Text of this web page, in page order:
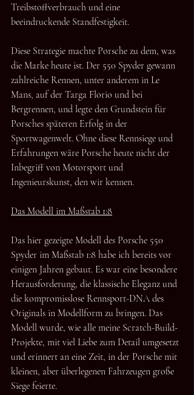
Treibstoffverbrauch und eine
beeindruckende Standfestigkeit.
Diese Strategie machte Porsche zu dem, was
die Marke heute ist. Der 550 Spyder gewann
zahlreiche Rennen, unter anderem in Le
Mans, auf der Targa Florio und bei
Bergrennen, und legte den Grundstein für
Porsches späteren Erfolg in der
Sportwagenwelt. Ohne diese Rennsiege und
Erfahrungen wäre Porsche heute nicht der
Inbegriff von Motorsport und
Ingenieurskunst, den wir kennen.
Das Modell im Maßstab 1:8
Das hier gezeigte Modell des Porsche 550
Spyder im Maßstab 1:8 habe ich bereits vor
einigen Jahren gebaut. Es war eine besondere
Herausforderung, die klassische Eleganz und
die kompromisslose Rennsport-DNA des
Originals in Modellform zu bringen. Das
Modell wurde, wie alle meine Scratch-Build-
Projekte, mit viel Liebe zum Detail umgesetzt
und erinnert an eine Zeit, in der Porsche mit
kleinen, aber überlegenen Fahrzeugen große
Siege feierte.